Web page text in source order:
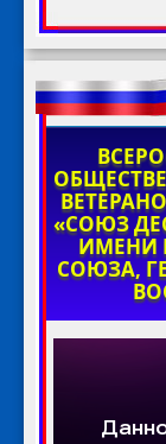
«СОЮЗ
ИМЕНИ
СОЮЗА,